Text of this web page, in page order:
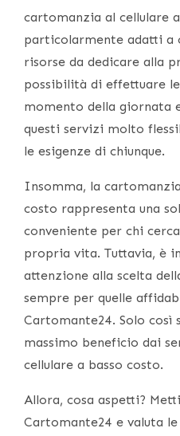
cartomanzia al cellulare
particolarmente adatti a
risorse da dedicare alla
possibilità di effettuare
momento della giornata
questi servizi molto
le esigenze di chiunque.
Insomma, la
costo rappresenta una
conveniente per chi
propria vita. Tuttavia, è
attenzione alla scelta
sempre per quelle
Cartomante24. Solo
massimo beneficio dai
cellulare a basso costo.
Allora, cosa aspetti?
Cartomante24 e valuta